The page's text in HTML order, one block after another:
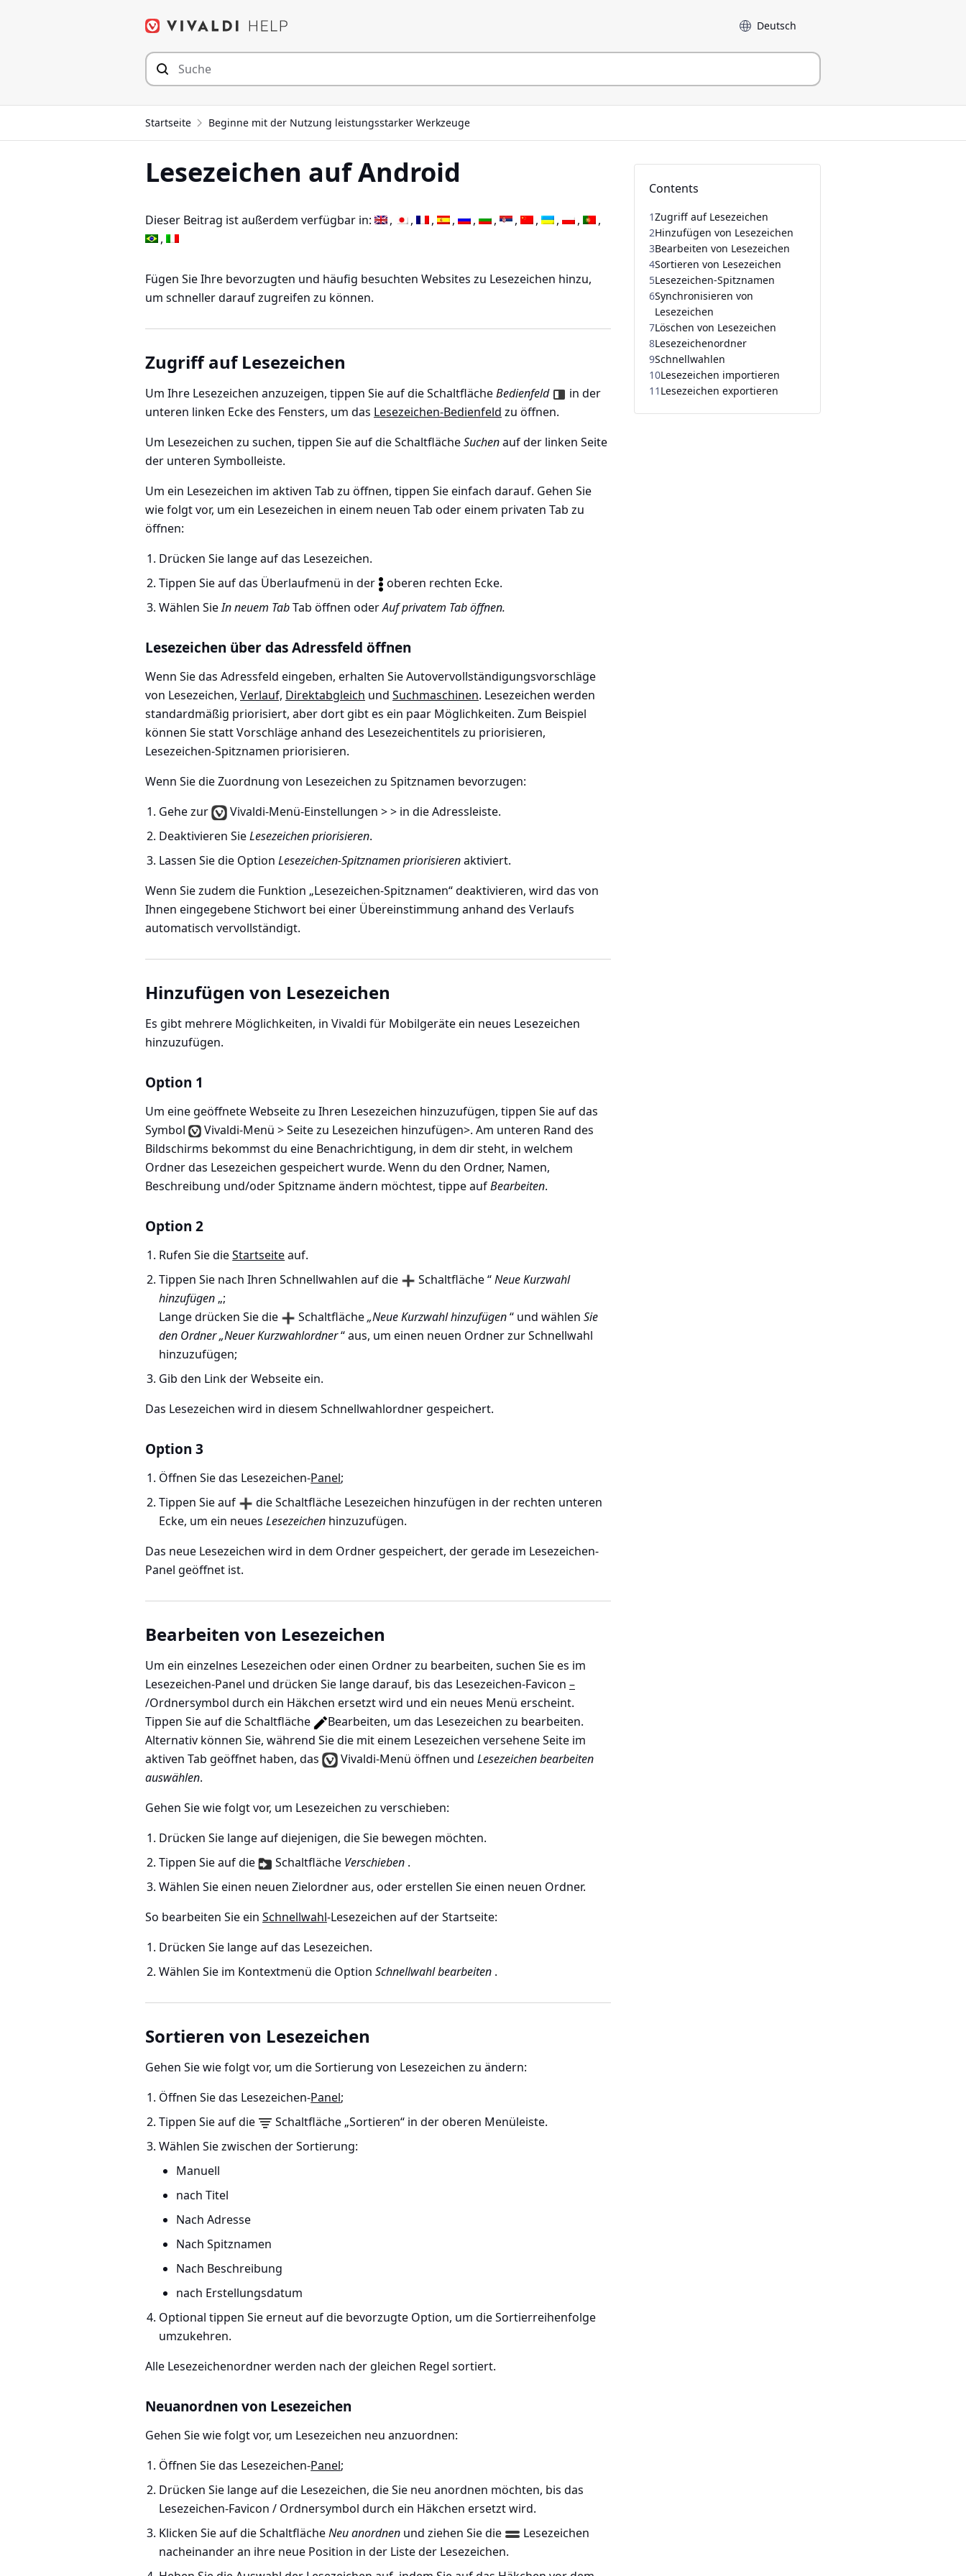
Sprache
Startseite Beginne mit der Nutzung leistungsstarker Werkzeuge
Lesezeichen auf Android
Dieser Beitrag ist außerdem verfügbar in:
Fügen Sie Ihre bevorzugten und häufig besuchten Websites zu Lesezeichen hinzu,
um schneller darauf zugreifen zu können.
Zugriff auf Lesezeichen
Um Ihre Lesezeichen anzuzeigen, tippen Sie auf die SchaltflächeBedienfeld
in der
unteren linken Ecke des Fensters, um das Lesezeichen-Bedienfeld zu öffnen.
Um Lesezeichen zu suchen, tippen Sie auf die SchaltflächeSuchenauf der linken Seite
der unteren Symbolleiste.
Um ein Lesezeichen im aktiven Tab zu öffnen, tippen Sie einfach darauf. Gehen Sie
wie folgt vor, um ein Lesezeichen in einem neuen Tab oder einem privaten Tab zu
öffnen:
Drücken Sie lange auf das Lesezeichen.
Tippen Sie auf das Überlaufmenü in der
oberen rechten Ecke.
Wählen SieIn neuem TabTab öffnen oderAuf privatem Tab öffnen.
Lesezeichen über das Adressfeld öffnen
Wenn Sie das Adressfeld eingeben, erhalten Sie Autovervollständigungsvorschläge
von Lesezeichen, Verlauf, Direktabgleich und Suchmaschinen. Lesezeichen werden
standardmäßig priorisiert, aber dort gibt es ein paar Möglichkeiten. Zum Beispiel
können Sie statt Vorschläge anhand des Lesezeichentitels zu priorisieren,
Lesezeichen-Spitznamen priorisieren.
Wenn Sie die Zuordnung von Lesezeichen zu Spitznamen bevorzugen:
Gehe zur
Vivaldi-Menü-Einstellungen > > in die Adressleiste.
Deaktivieren SieLesezeichen priorisieren.
Lassen Sie die OptionLesezeichen-Spitznamen priorisierenaktiviert.
Wenn Sie zudem die Funktion „Lesezeichen-Spitznamen“ deaktivieren, wird das von
Ihnen eingegebene Stichwort bei einer Übereinstimmung anhand des Verlaufs
automatisch vervollständigt.
Hinzufügen von Lesezeichen
Es gibt mehrere Möglichkeiten, in Vivaldi für Mobilgeräte ein neues Lesezeichen
hinzuzufügen.
Option 1
Um eine geöffnete Webseite zu Ihren Lesezeichen hinzuzufügen, tippen Sie auf das
Symbol
Vivaldi-Menü > Seite zu Lesezeichen hinzufügen>. Am unteren Rand des
Bildschirms bekommst du eine Benachrichtigung, in dem dir steht, in welchem
Ordner das Lesezeichen gespeichert wurde. Wenn du den Ordner, Namen,
Beschreibung und/oder Spitzname ändern möchtest, tippe aufBearbeiten.
Option 2
Rufen Sie dieStartseiteauf.
Tippen Sie nach Ihren Schnellwahlen auf die
Schaltfläche “Neue Kurzwahl
hinzufügen „;
Lange drücken Sie die
Schaltfläche„Neue Kurzwahl hinzufügen“ und wählenSie
den Ordner „Neuer Kurzwahlordner“ aus, um einen neuen Ordner zur Schnellwahl
hinzuzufügen;
Gib den Link der Webseite ein.
Das Lesezeichen wird in diesem Schnellwahlordner gespeichert.
Option 3
Öffnen Sie das Lesezeichen-Panel;
Tippen Sie auf
die Schaltfläche Lesezeichen hinzufügen in der rechten unteren
Ecke, um ein neuesLesezeichen hinzuzufügen.
Das neue Lesezeichen wird in dem Ordner gespeichert, der gerade im Lesezeichen-
Panel geöffnet ist.
Bearbeiten von Lesezeichen
Um ein einzelnes Lesezeichen oder einen Ordner zu bearbeiten, suchen Sie es im
Lesezeichen-Panel und drücken Sie lange darauf, bis das Lesezeichen-Favicon –
/Ordnersymbol durch ein Häkchen ersetzt wird und ein neues Menü erscheint.
Tippen Sie auf die Schaltfläche
Bearbeiten, um das Lesezeichen zu bearbeiten.
Alternativ können Sie, während Sie die mit einem Lesezeichen versehene Seite im
aktiven Tab geöffnet haben, das
Vivaldi-Menü öffnen und Lesezeichen bearbeiten
auswählen.
Gehen Sie wie folgt vor, um Lesezeichen zu verschieben:
Drücken Sie lange auf diejenigen, die Sie bewegen möchten.
Tippen Sie auf die
Schaltfläche Verschieben .
Wählen Sie einen neuen Zielordner aus, oder erstellen Sie einen neuen Ordner.
So bearbeiten Sie ein Schnellwahl-Lesezeichen auf der Startseite:
Drücken Sie lange auf das Lesezeichen.
Wählen Sie im Kontextmenü die OptionSchnellwahl bearbeiten .
Sortieren von Lesezeichen
Gehen Sie wie folgt vor, um die Sortierung von Lesezeichen zu ändern:
Öffnen Sie das Lesezeichen-Panel;
Tippen Sie auf die
Schaltfläche „Sortieren“ in der oberen Menüleiste.
Wählen Sie zwischen der Sortierung:
Manuell
nach Titel
Nach Adresse
Nach Spitznamen
Nach Beschreibung
nach Erstellungsdatum
Optional tippen Sie erneut auf die bevorzugte Option, um die Sortierreihenfolge
umzukehren.
Alle Lesezeichenordner werden nach der gleichen Regel sortiert.
Neuanordnen von Lesezeichen
Gehen Sie wie folgt vor, um Lesezeichen neu anzuordnen:
Öffnen Sie das Lesezeichen-Panel;
Drücken Sie lange auf die Lesezeichen, die Sie neu anordnen möchten, bis das
Lesezeichen-Favicon / Ordnersymbol durch ein Häkchen ersetzt wird.
Klicken Sie auf die SchaltflächeNeu anordnen und ziehen Sie die
Lesezeichen
nacheinander an ihre neue Position in der Liste der Lesezeichen.
Contents
1Zugriff auf Lesezeichen
2Hinzufügen von Lesezeichen
3Bearbeiten von Lesezeichen
4Sortieren von Lesezeichen
5Lesezeichen-Spitznamen
6Synchronisieren von
Lesezeichen
7Löschen von Lesezeichen
8Lesezeichenordner
9Schnellwahlen
10Lesezeichen importieren
11 Lesezeichen exportieren